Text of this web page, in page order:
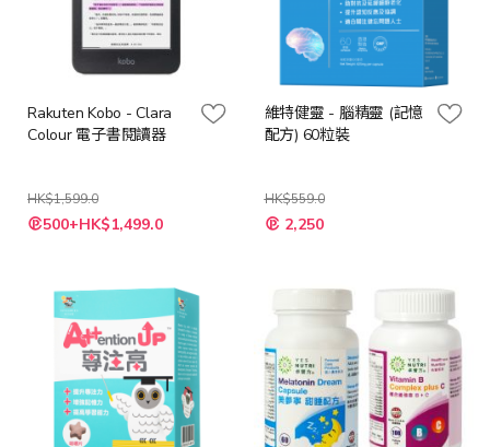
Rakuten Kobo - Clara
Colour 電子書閱讀器
HK$1,599.0
500+HK$1,499.0
維特健靈 - 腦精靈 (記憶
配方) 60粒裝
HK$559.0
特
殊 2,250